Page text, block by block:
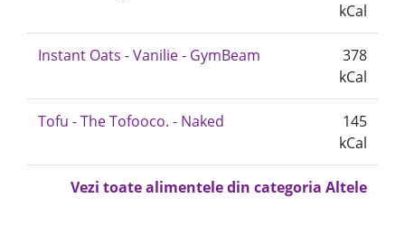
kCal
Instant Oats - Vanilie - GymBeam
378
kCal
Tofu - The Tofooco. - Naked
145
kCal
Vezi toate alimentele din categoria Altele